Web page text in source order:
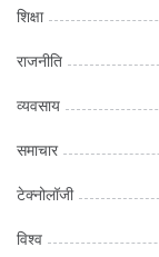
शिक्षा
राजनीति
व्यवसाय
समाचार
टेक्नोलॉजी
विश्व